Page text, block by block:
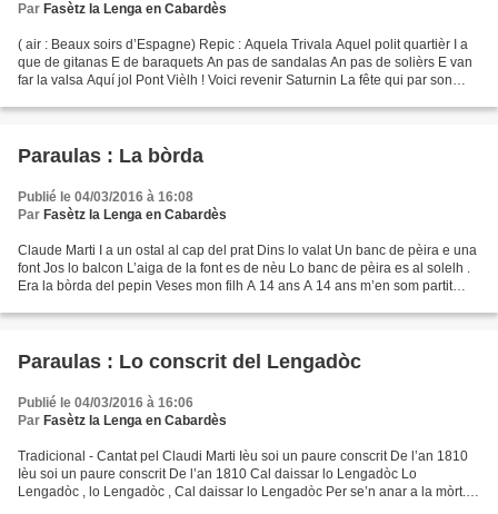
Par Fasètz la Lenga en Cabardès
( air : Beaux soirs d’Espagne) Repic : Aquela Trivala Aquel polit quartièr I a
que de gitanas E de baraquets An pas de sandalas An pas de solièrs E van
far la valsa Aquí jol Pont Vièlh ! Voici revenir Saturnin La fête qui par son
Paraulas : La bòrda
Publié le 04/03/2016 à 16:08
Par Fasètz la Lenga en Cabardès
Claude Marti I a un ostal al cap del prat Dins lo valat Un banc de pèira e una
font Jos lo balcon L’aiga de la font es de nèu Lo banc de pèira es al solelh .
Era la bòrda del pepin Veses mon filh A 14 ans A 14 ans m’en som partit
Paraulas : Lo conscrit del Lengadòc
Publié le 04/03/2016 à 16:06
Par Fasètz la Lenga en Cabardès
Tradicional - Cantat pel Claudi Marti Ièu soi un paure conscrit De l’an 1810
Ièu soi un paure conscrit De l’an 1810 Cal daissar lo Lengadòc Lo
Lengadòc , lo Lengadòc , Cal daissar lo Lengadòc Per se’n anar a la mòrt.